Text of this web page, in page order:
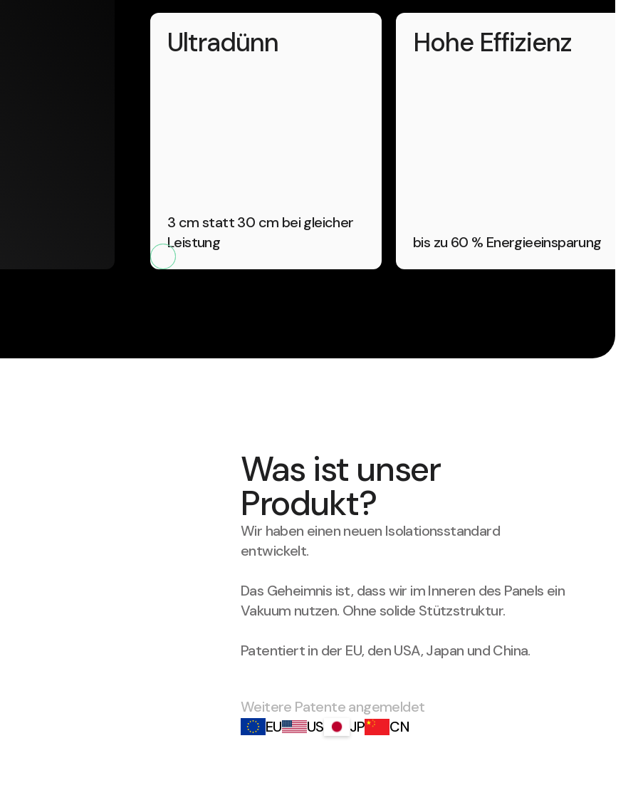
Ultradünn
3 cm statt 30 cm bei gleicher
Leistung
Hohe Effizienz
bis zu 60 % Energieeinsparung
Was ist unser
Produkt?
Wir haben einen neuen Isolationsstandard
entwickelt.
Das Geheimnis ist, dass wir im Inneren des Panels ein
Vakuum nutzen. Ohne solide Stützstruktur.
Patentiert in der EU, den USA, Japan und China.
EU US JP CN
Weitere Patente angemeldet